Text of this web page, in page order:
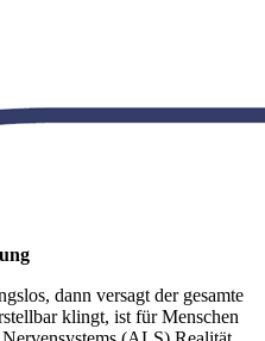
dann versagt der gesamte
klingt, ist für Menschen